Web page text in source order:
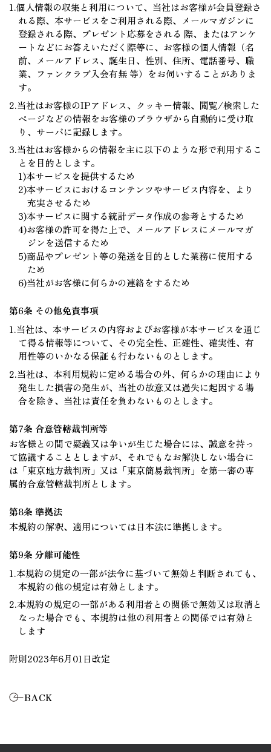
1.個人情報の収集と利用について、当社はお客様が会員登録さ
れる際、本サービスをご利用される際、メールマガジンに
登録される際、プレゼント応募をされる 際、またはアンケ
ートなどにお答えいただく際等に、お客様の個人情報（名
前、メールアドレス、誕生日、性別、住所、電話番号、職
業、ファンクラブ入会有無 等）をお伺いすることがありま
す。
2.当社はお客様のIPアドレス、クッキー情報、閲覧/検索した
ページなどの情報をお客様のブラウザから自動的に受け取
り、サーバに記録します。
3.当社はお客様からの情報を主に以下のような形で利用するこ
とを目的とします。
1)本サービスを提供するため
2)本サービスにおけるコンテンツやサービス内容を、より
充実させるため
3)本サービスに関する統計データ作成の参考とするため
4)お客様の許可を得た上で、メールアドレスにメールマガ
ジンを送信するため
5)商品やプレゼント等の発送を目的とした業務に使用する
ため
6)当社がお客様に何らかの連絡をするため
第6条 その他免責事項
1.当社は、本サービスの内容およびお客様が本サービスを通じ
て得る情報等について、その完全性、正確性、確実性、有
用性等のいかなる保証も行わないものとします。
2.当社は、本利用規約に定める場合の外、何らかの理由により
発生した損害の発生が、当社の故意又は過失に起因する場
合を除き、当社は責任を負わないものとします。
第7条 合意管轄裁判所等
お客様との間で疑義又は争いが生じた場合には、誠意を持っ
て協議することとしますが、それでもなお解決しない場合に
は「東京地方裁判所」又は「東京簡易裁判所」を第一審の専
属的合意管轄裁判所とします。
第8条 準拠法
本規約の解釈、適用については日本法に準拠します。
第9条 分離可能性
1.本規約の規定の一部が法令に基づいて無効と判断されても、
本規約の他の規定は有効とします。
2.本規約の規定の一部がある利用者との関係で無効又は取消と
なった場合でも、本規約は他の利用者との関係では有効と
します
附則2023年6月01日改定
BACK